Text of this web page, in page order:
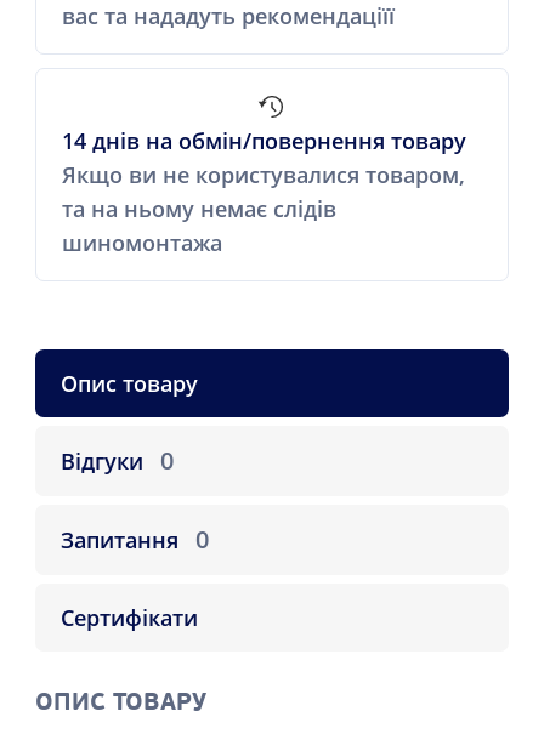
вас та нададуть рекомендаціїї
14 днів на обмін/повернення товару
Якщо ви не користувалися товаром,
та на ньому немає слідів
шиномонтажа
Опис товару
Відгуки 0
Запитання 0
Сертифікати
ОПИС ТОВАРУ